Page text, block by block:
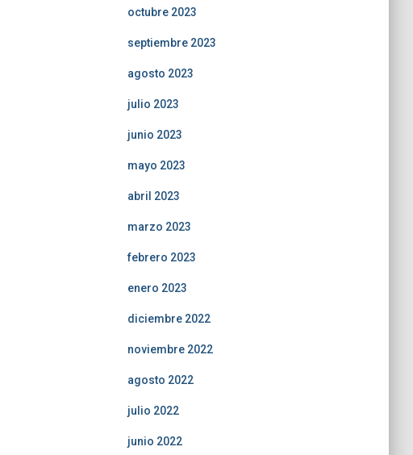
octubre 2023
septiembre 2023
agosto 2023
julio 2023
junio 2023
mayo 2023
abril 2023
marzo 2023
febrero 2023
enero 2023
diciembre 2022
noviembre 2022
agosto 2022
julio 2022
junio 2022